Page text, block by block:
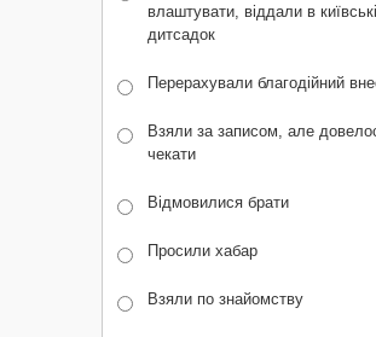
влаштувати, віддали в
дитсадок
Перерахували благодійний
Взяли за записом, але
чекати
Відмовилися брати
Просили хабар
Взяли по знайомству